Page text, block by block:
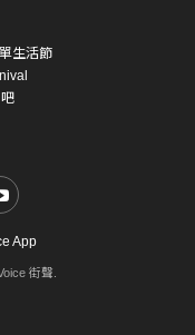
生活節
App
街聲.